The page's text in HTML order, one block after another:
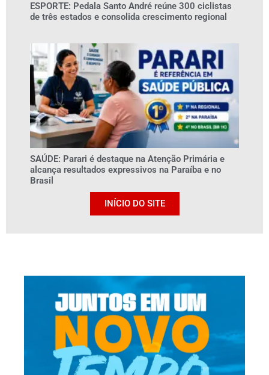
ESPORTE: Pedala Santo André reúne 300 ciclistas
de três estados e consolida crescimento regional
SAÚDE: Parari é destaque na Atenção Primária e
alcança resultados expressivos na Paraíba e no
Brasil
INÍCIO DO SITE